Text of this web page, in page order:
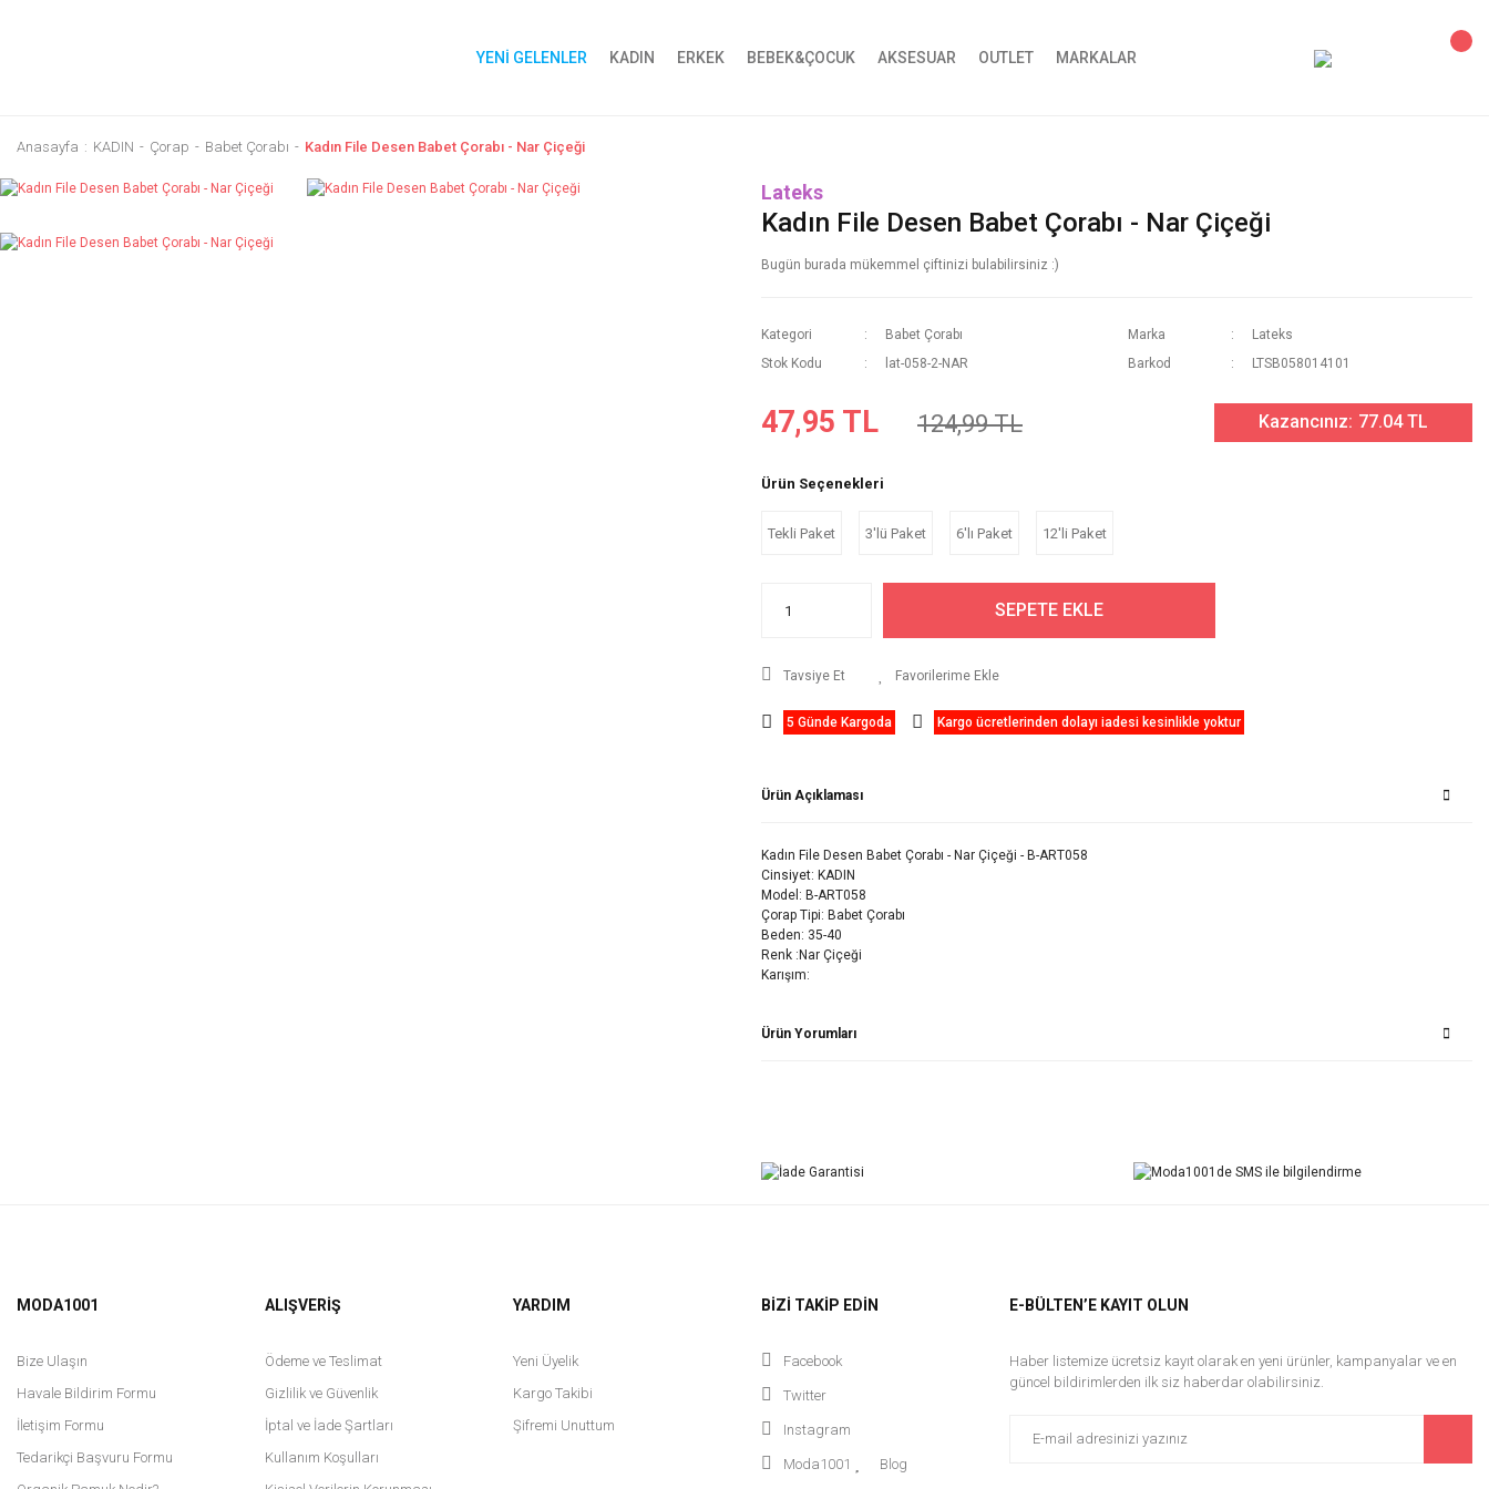
YENİ GELENLER KADIN ERKEK BEBEK&ÇOCUK AKSESUAR OUTLET MARKALAR
Anasayfa KADIN Çorap Babet Çorabı Kadın File Desen Babet Çorabı - Nar Çiçeği
Lateks
Kadın File Desen Babet Çorabı - Nar Çiçeği
Bugün burada mükemmel çiftinizi bulabilirsiniz :)
Kategori Babet Çorabı Marka
Lateks
Stok Kodu
lat-058-2-NAR Barkod LTSB058014101
47,95 TL 124,99 TL Kazancınız: 77.04 TL
Ürün Seçenekleri
Tekli Paket 3'lü Paket 6'lı Paket 12'li Paket
SEPETE EKLE
Tavsiye Et
5 Günde Kargoda Kargo ücretlerinden dolayı iadesi kesinlikle yoktur
Ürün Açıklaması
Kadın File Desen Babet Çorabı - Nar Çiçeği - B-ART058
Cinsiyet: KADIN
Model: B-ART058
Çorap Tipi: Babet Çorabı
Beden: 35-40
Renk :Nar Çiçeği
Karışım:
Ürün Yorumları
Yorum Yaz
MODA1001
Bize Ulaşın
Havale Bildirim Formu
İletişim Formu
Tedarikçi Başvuru Formu
ALIŞVERİŞ
Ödeme ve Teslimat
Gizlilik ve Güvenlik
İptal ve İade Şartları
Kullanım Koşulları
YARDIM
Yeni Üyelik
Kargo Takibi
Şifremi Unuttum
BİZİ TAKİP EDİN
Facebook
Twitter
Instagram
Moda1001 Blog
E-BÜLTEN’E KAYIT OLUN
Haber listemize ücretsiz kayıt olarak en yeni ürünler, kampanyalar ve en
güncel bildirimlerden ilk siz haberdar olabilirsiniz.